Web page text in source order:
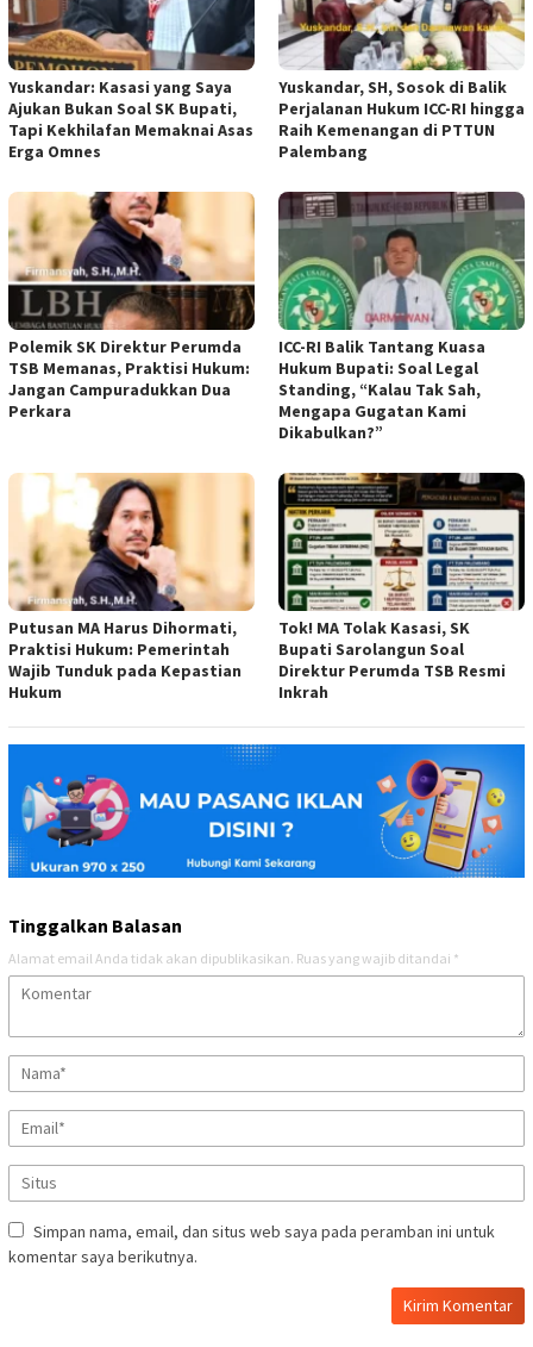
Yuskandar: Kasasi yang Saya
Ajukan Bukan Soal SK Bupati,
Tapi Kekhilafan Memaknai Asas
Erga Omnes
Yuskandar, SH, Sosok di Balik
Perjalanan Hukum ICC-RI hingga
Raih Kemenangan di PTTUN
Palembang
Polemik SK Direktur Perumda
TSB Memanas, Praktisi Hukum:
Jangan Campuradukkan Dua
Perkara
ICC-RI Balik Tantang Kuasa
Hukum Bupati: Soal Legal
Standing, “Kalau Tak Sah,
Mengapa Gugatan Kami
Dikabulkan?”
Putusan MA Harus Dihormati,
Praktisi Hukum: Pemerintah
Wajib Tunduk pada Kepastian
Hukum
Tok! MA Tolak Kasasi, SK
Bupati Sarolangun Soal
Direktur Perumda TSB Resmi
Inkrah
Tinggalkan Balasan
Alamat email Anda tidak akan dipublikasikan. Ruas yang wajib ditandai *
Simpan nama, email, dan situs web saya pada peramban ini untuk
komentar saya berikutnya.